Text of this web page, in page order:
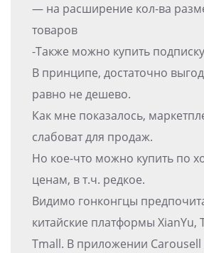
— на расширение кол-ва
товаров
-Также можно купить
В принципе, достаточно
равно не дешево.
Как мне показалось,
слабоват для продаж.
Но кое-что можно купить по
ценам, в т.ч. редкое.
Видимо гонконгцы
китайские платформы XianYu,
Tmall. В приложении